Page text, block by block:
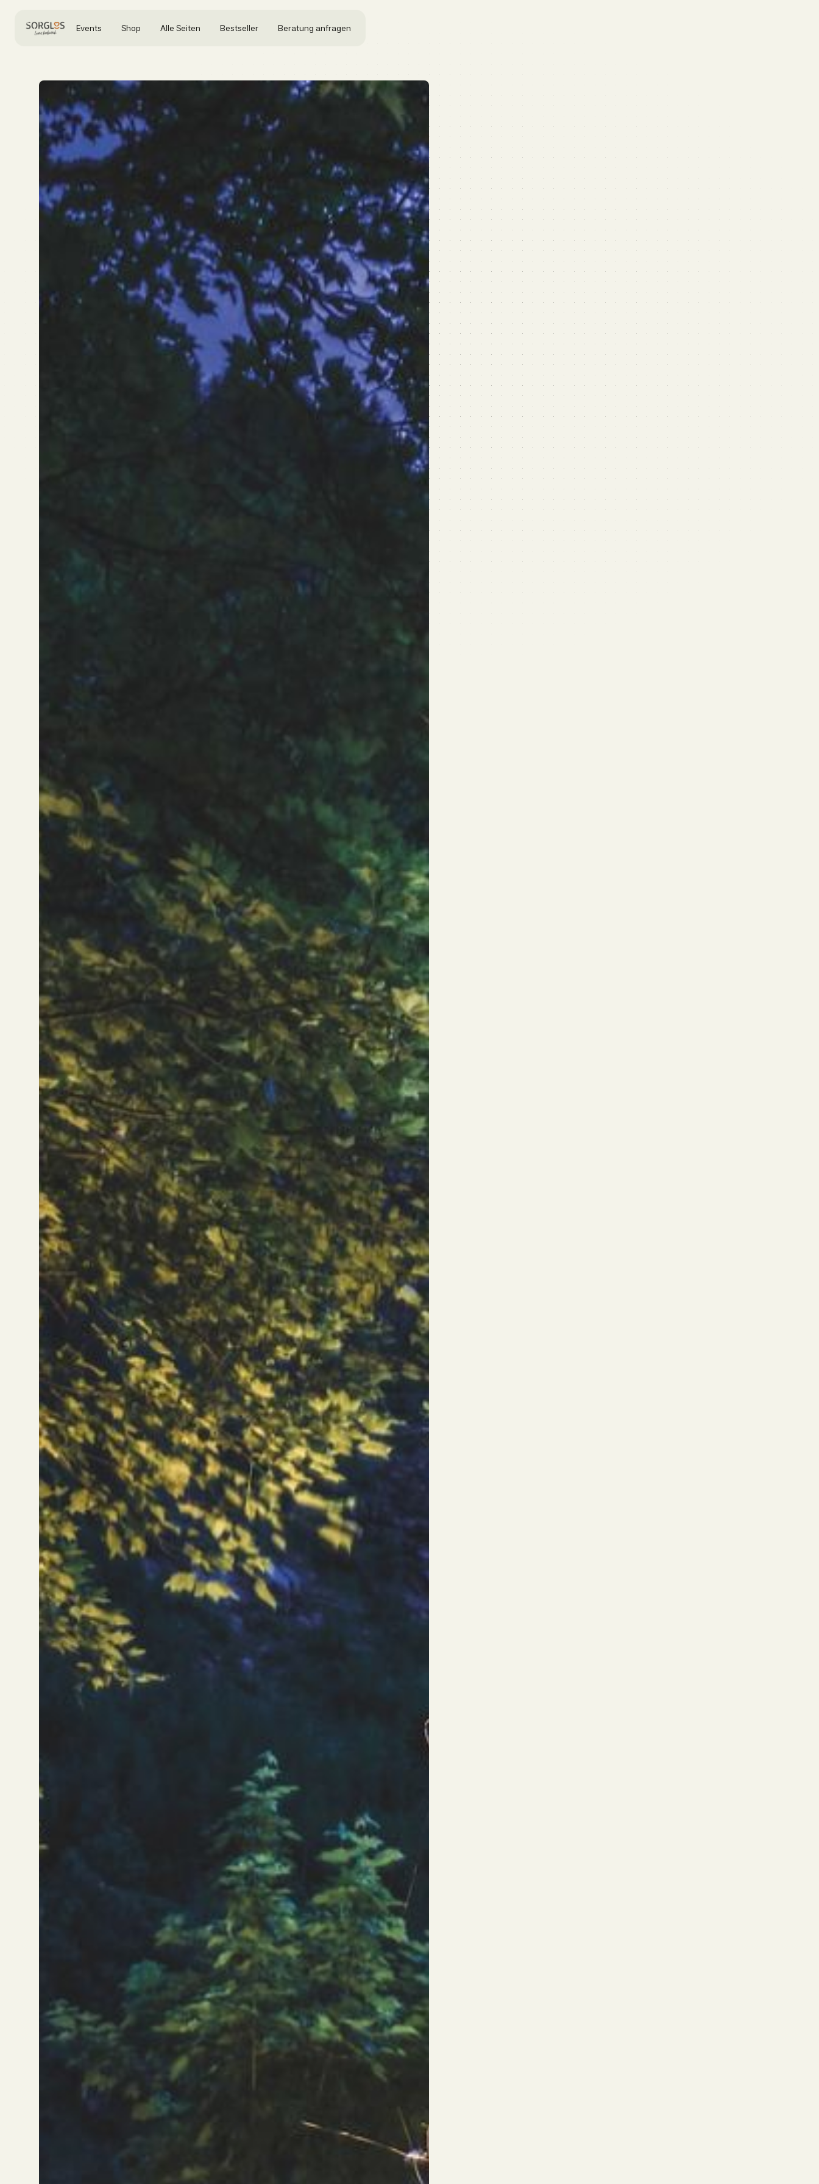
Events Shop Alle Seiten Bestseller Beratung anfragen